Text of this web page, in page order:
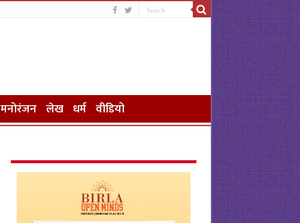
मनोरंजन लेख धर्म वीडियो